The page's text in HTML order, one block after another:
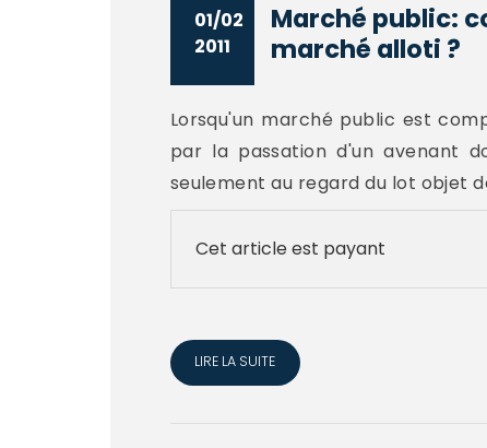
01/02
2011
Marché public:
marché alloti ?
Lorsqu'un marché public est
par la passation d'un avenant
seulement au regard du lot objet
Cet article est payant
LIRE LA SUITE